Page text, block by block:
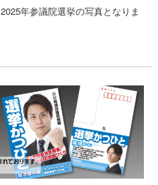
年参議院選挙の写真となりま